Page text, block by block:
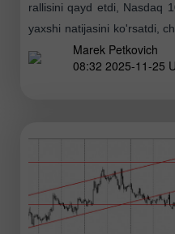
rallisini qayd etdi, Nasdaq
yaxshi natijasini ko'rsatdi,
dekabr oyida pul-kredit
Marek Petkovich
08:32 2025-11-25